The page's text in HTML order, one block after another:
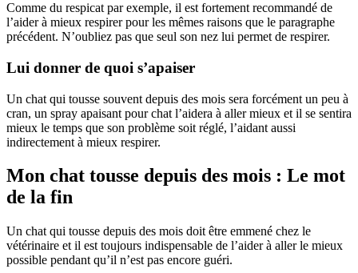
Comme du respicat par exemple, il est fortement recommandé de
l’aider à mieux respirer pour les mêmes raisons que le paragraphe
précédent. N’oubliez pas que seul son nez lui permet de respirer.
Lui donner de quoi s’apaiser
Un chat qui tousse souvent depuis des mois sera forcément un peu à
cran, un spray apaisant pour chat l’aidera à aller mieux et il se sentira
mieux le temps que son problème soit réglé, l’aidant aussi
indirectement à mieux respirer.
Mon chat tousse depuis des mois : Le mot
de la fin
Un chat qui tousse depuis des mois doit être emmené chez le
vétérinaire et il est toujours indispensable de l’aider à aller le mieux
possible pendant qu’il n’est pas encore guéri.